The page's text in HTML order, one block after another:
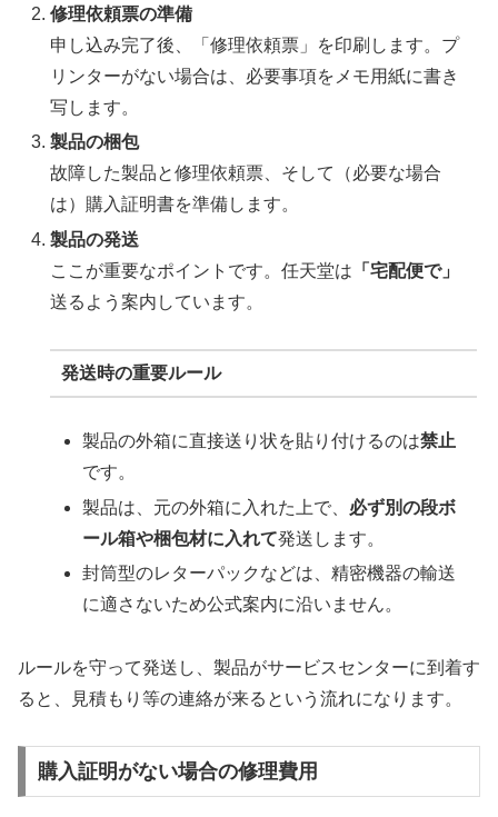
修理依頼票の準備
申し込み完了後、「修理依頼票」を印刷します。プ
リンターがない場合は、必要事項をメモ用紙に書き
写します。
製品の梱包
故障した製品と修理依頼票、そして（必要な場合
は）購入証明書を準備します。
製品の発送
ここが重要なポイントです。任天堂は 「宅配便で」
送るよう案内しています。
発送時の重要ルール
製品の外箱に直接送り状を貼り付けるのは禁止
です。
製品は、元の外箱に入れた上で、 必ず別の段ボ
ール箱や梱包材に入れて発送します。
封筒型のレターパックなどは、精密機器の輸送
に適さないため公式案内に沿いません。
ルールを守って発送し、製品がサービスセンターに到着す
ると、見積もり等の連絡が来るという流れになります。
購入証明がない場合の修理費用